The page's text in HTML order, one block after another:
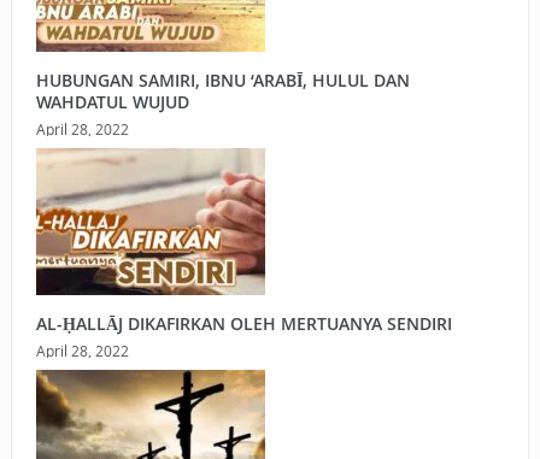
HUBUNGAN SAMIRI, IBNU ‘ARABĪ, HULUL DAN
WAHDATUL WUJUD
April 28, 2022
AL-ḤALLĀJ DIKAFIRKAN OLEH MERTUANYA SENDIRI
April 28, 2022